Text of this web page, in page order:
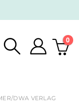
0
DWA VERLAG